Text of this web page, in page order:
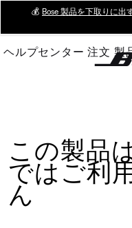
Main
💰 Bose 製品を下取りに
ヘルプセンター 注文 製
この製品
ではご利
ん